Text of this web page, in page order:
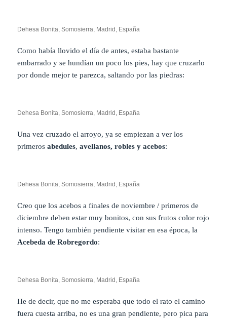
Dehesa Bonita, Somosierra, Madrid, España
Como había llovido el día de antes, estaba bastante
embarrado y se hundían un poco los pies, hay que cruzarlo
por donde mejor te parezca, saltando por las piedras:
Dehesa Bonita, Somosierra, Madrid, España
Una vez cruzado el arroyo, ya se empiezan a ver los
primerosabedules,avellanos, robles y acebos:
Dehesa Bonita, Somosierra, Madrid, España
Creo que los acebos a finales de noviembre / primeros de
diciembre deben estar muy bonitos, con sus frutos color rojo
intenso. Tengo también pendiente visitar en esa época, la
Acebeda de Robregordo:
Dehesa Bonita, Somosierra, Madrid, España
He de decir, que no me esperaba que todo el rato el camino
fuera cuesta arriba, no es una gran pendiente, pero pica para